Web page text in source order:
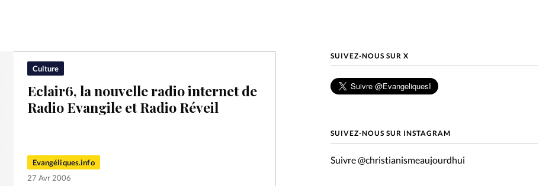
Laicité
Monde
La rédaction
Changement d'adresse
Culture
Eclair6, la nouvelle radio internet de
Radio Evangile et Radio Réveil
Evangéliques.info
27 Avr 2006
SUIVEZ-NOUS SUR X
SUIVEZ-NOUS SUR INSTAGRAM
Suivre @christianismeaujourdhui